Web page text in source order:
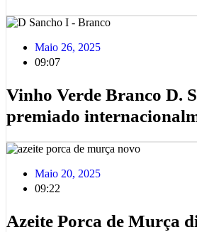
Maio 26, 2025
09:07
Vinho Verde Branco D.
premiado
Maio 20, 2025
09:22
Azeite Porca de Murça